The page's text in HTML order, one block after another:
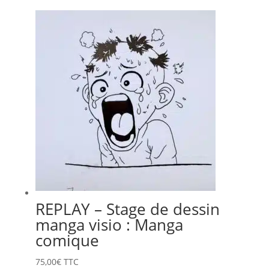
prix :
20,00€
à
75,00€
REPLAY – Stage de dessin
manga visio : Manga
comique
75,00€ TTC